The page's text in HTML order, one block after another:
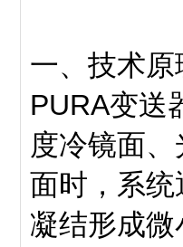
一、技术
PURA变送
度冷镜面
面时，系
凝结形成